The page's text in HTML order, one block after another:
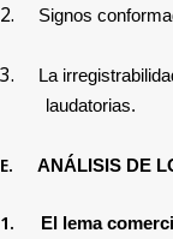
2. Signos
3.
La
laudatorias.
E. ANÁLISIS DE
1.
El lema